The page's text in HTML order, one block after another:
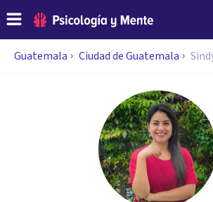
Guatemala Ciudad de Guatemala